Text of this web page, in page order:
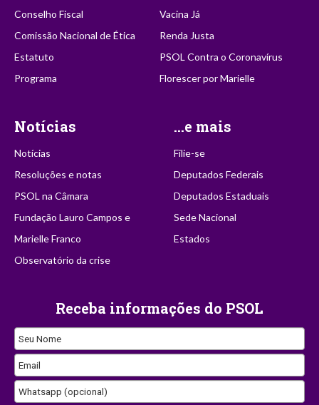
Conselho Fiscal
Comissão Nacional de Ética
Estatuto
Programa
Vacina Já
Renda Justa
PSOL Contra o Coronavírus
Florescer por Marielle
Notícias
Notícias
Resoluções e notas
PSOL na Câmara
Fundação Lauro Campos e
Marielle Franco
Observatório da crise
...e mais
Filie-se
Deputados Federais
Deputados Estaduais
Sede Nacional
Estados
Receba informações do PSOL
Seu Nome
Your
Website
Email
Whatsapp (opcional)